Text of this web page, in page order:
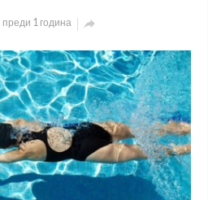
преди 1 година 